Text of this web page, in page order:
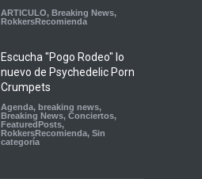
ARTICULO, Breaking News,
RokkersRecomienda
Escucha "Pogo Rodeo" lo
nuevo de Psychedelic Porn
Crumpets
Agenda, breaking news,
Breaking News, Conciertos,
FeaturedPosts,
RokkersRecomienda, Sin
categoría